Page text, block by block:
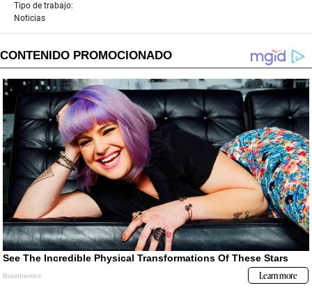
Tipo de trabajo:
Noticias